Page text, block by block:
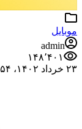
موبایل
admin
۱۴۸٬۴۰۱
۲۳ خرداد ۱۴۰۲،‏ ۷:۵۴